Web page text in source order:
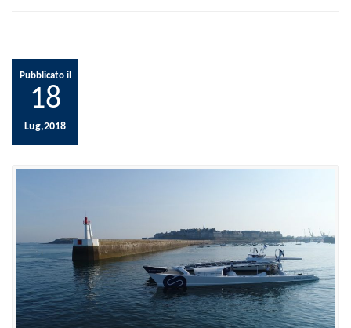
Pubblicato il
18
Lug,2018